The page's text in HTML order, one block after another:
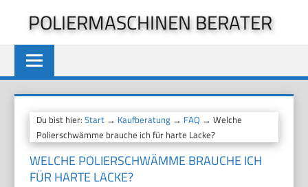
springen
POLIERMASCHINEN BERATER
Du bist hier:Start → Kaufberatung → FAQ → Welche
Polierschwämme brauche ich für harte Lacke?
WELCHE POLIERSCHWÄMME BRAUCHE ICH
FÜR HARTE LACKE?